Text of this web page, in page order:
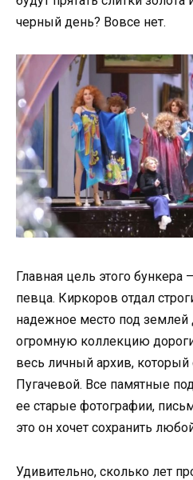
черный день? Вовсе нет.
Главная цель этого
певца. Киркоров отдал
надежное место под землей
огромную коллекцию
весь личный архив, который
Пугачевой. Все памятные
ее старые фотографии,
это он хочет сохранить
Удивительно, сколько лет